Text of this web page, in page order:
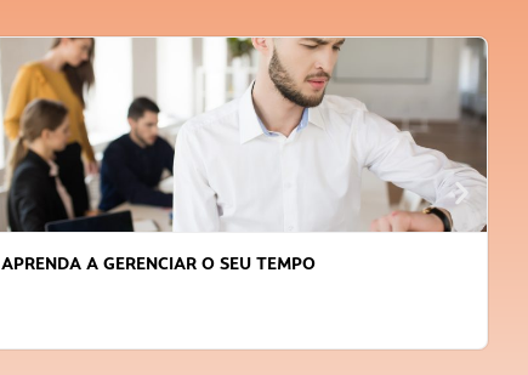
APRENDA A GERENCIAR O SEU TEMPO